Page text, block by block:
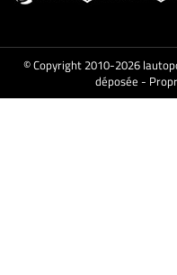
© Copyright 2010-2026
déposée -